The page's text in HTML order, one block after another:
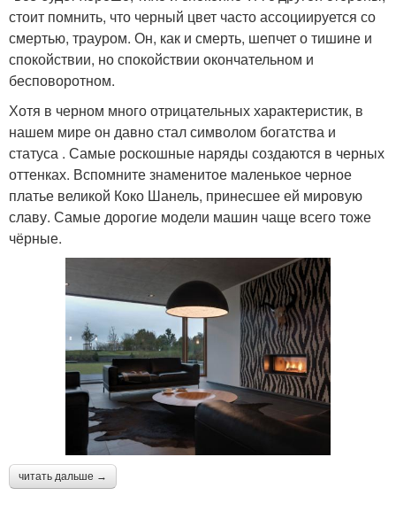
стоит помнить, что черный цвет часто ассоциируется со
смертью, трауром. Он, как и смерть, шепчет о тишине и
спокойствии, но спокойствии окончательном и
бесповоротном.
Хотя в черном много отрицательных характеристик, в
нашем мире он давно стал символом богатства и
статуса . Самые роскошные наряды создаются в черных
оттенках. Вспомните знаменитое маленькое черное
платье великой Коко Шанель, принесшее ей мировую
славу. Самые дорогие модели машин чаще всего тоже
чёрные.
читать дальше →